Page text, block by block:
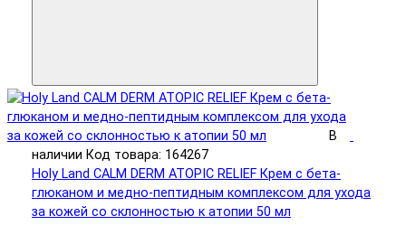
В
наличии Код товара: 164267
Holy Land CALM DERM ATOPIC RELIEF Крем с бета-
глюканом и медно-пептидным комплексом для ухода
за кожей со склонностью к атопии 50 мл